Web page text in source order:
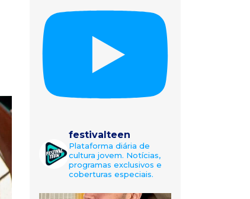
festivalteen
Plataforma diária de
cultura jovem. Notícias,
programas exclusivos e
coberturas especiais.